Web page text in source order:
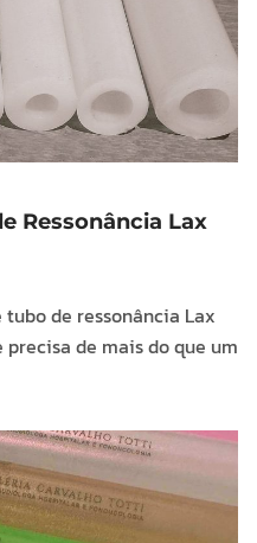
Ressonância Lax
de ressonância Lax
de mais do que um